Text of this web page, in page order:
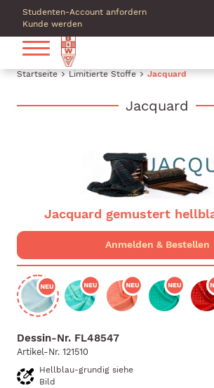
Studenten-Account anfordern
Kunde werden
Startseite Limitierte Stoffe Jacquard
Jacquard
Jacquard gemustert
Dessin-Nr. FL48547
Artikel-Nr. 121510
Hellblau-grundig siehe
Bild